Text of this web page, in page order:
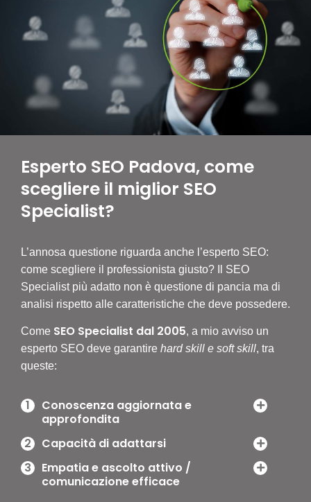
Esperto SEO Padova, come
scegliere il miglior SEO
Specialist?
L’annosa questione riguarda anche l’esperto SEO:
come scegliere il professionista giusto? Il SEO
Specialist più adatto non è questione di pancia ma di
analisi rispetto alle caratteristiche che deve possedere.
Come SEO Specialist dal 2005, a mio avviso un
esperto SEO deve garantire hard skill e soft skill, tra
queste:
1
Conoscenza aggiornata e
approfondita
2
Capacità di adattarsi
3
Empatia e ascolto attivo /
comunicazione efficace